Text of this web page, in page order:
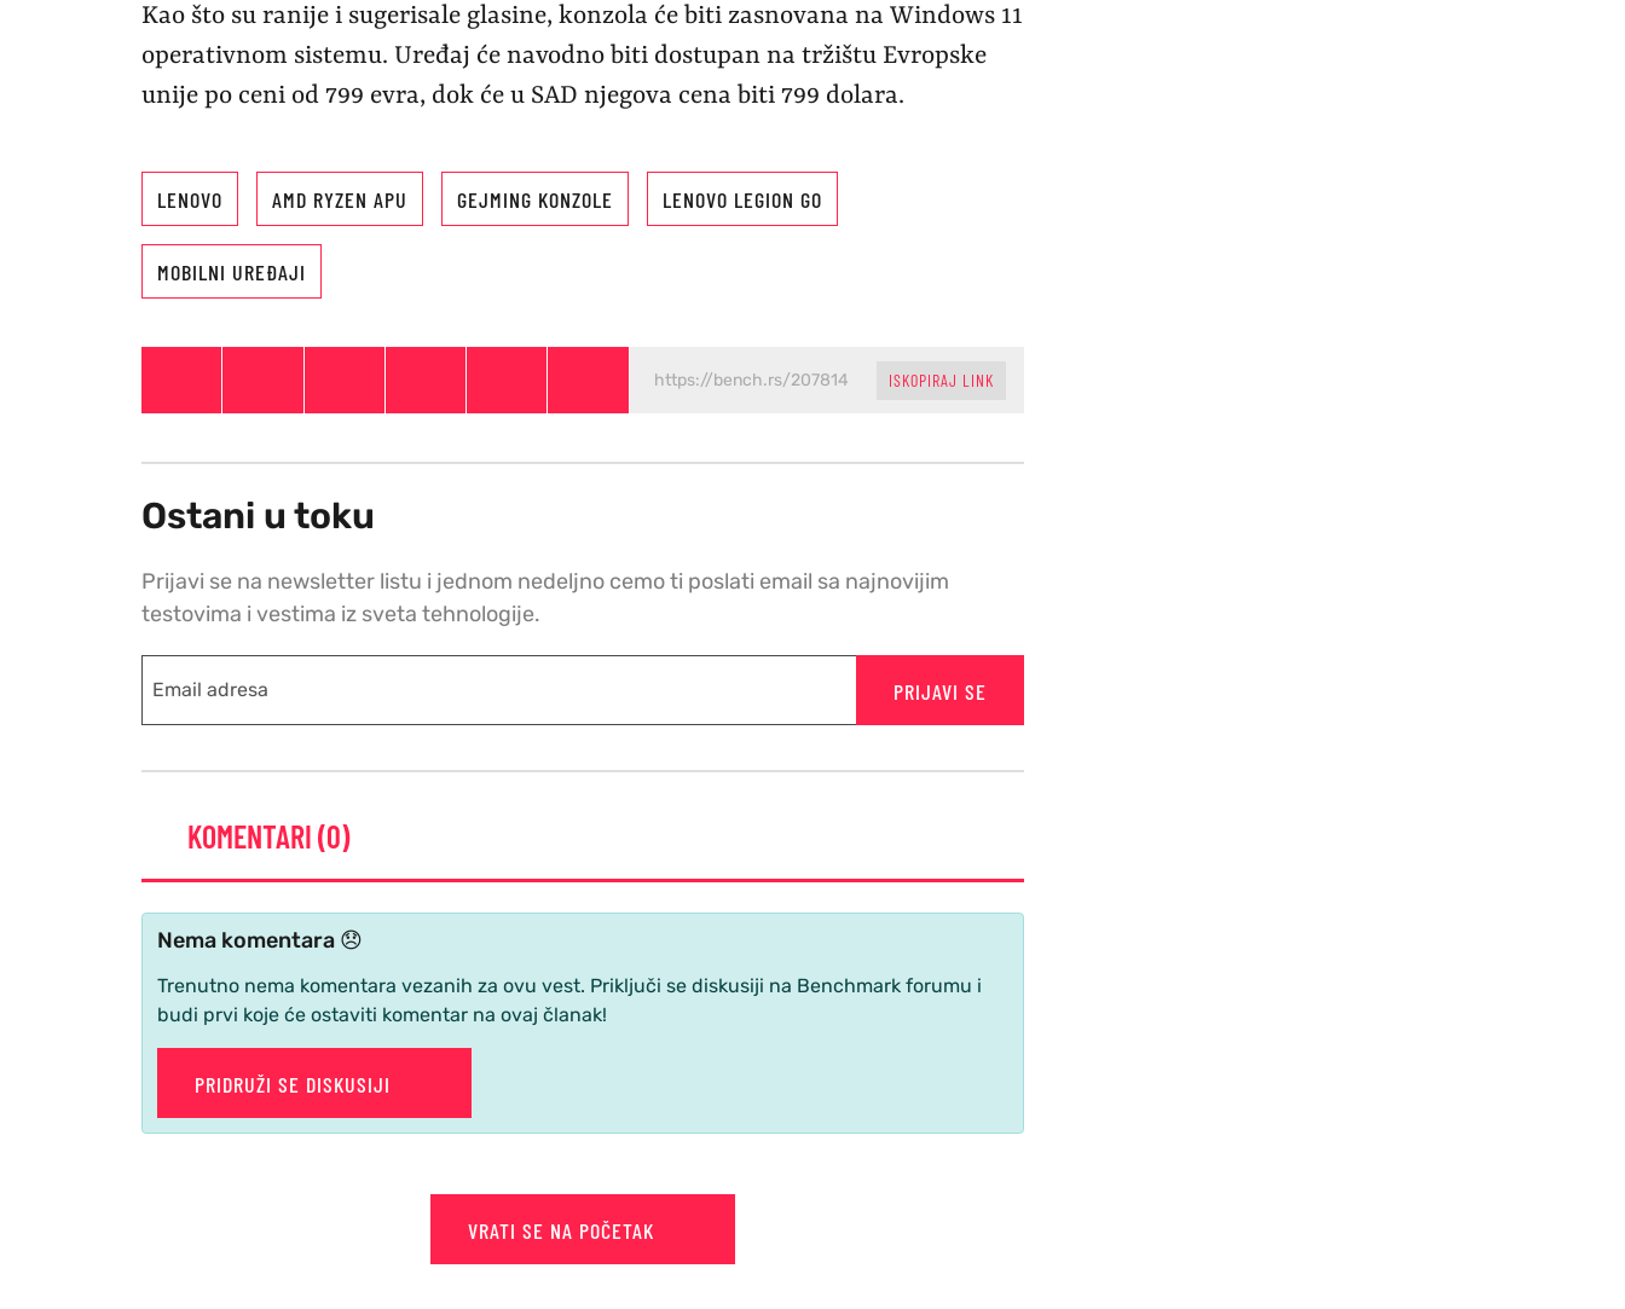
Kao što su ranije i sugerisale glasine, konzola će biti zasnovana na Windows 11
operativnom sistemu. Uređaj će navodno biti dostupan na tržištu Evropske
unije po ceni od 799 evra, dok će u SAD njegova cena biti 799 dolara.
LENOVO AMD RYZEN APU GEJMING KONZOLE LENOVO LEGION GO
MOBILNI UREĐAJI
ISKOPIRAJ LINK
Ostani u toku
Prijavi se na newsletter listu i jednom nedeljno cemo ti poslati email sa najnovijim
testovima i vestima iz sveta tehnologije.
PRIJAVI SE
KOMENTARI (0)
Nema komentara 😞
Trenutno nema komentara vezanih za ovu vest. Priključi se diskusiji na Benchmark forumu i
budi prvi koje će ostaviti komentar na ovaj članak!
PRIDRUŽI SE DISKUSIJI
VRATI SE NA POČETAK